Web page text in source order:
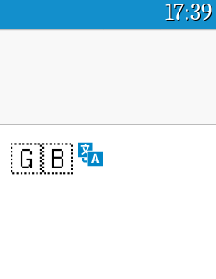
17:39
🇬🇧